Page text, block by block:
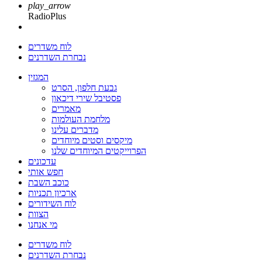
play_arrow
RadioPlus
לוח משדרים
נבחרת השדרנים
המגזין
גבעת חלפון, הסרט
פסטיבל שירי דיכאון
מאמרים
מלחמת העולמות
מדברים עלינו
מיקסים וסטים מיוחדים
הפרוייקטים המיוחדים שלנו
עדכונים
חפש אותי
כוכב השבת
ארכיון תכניות
לוח השידורים
הצוות
מי אנחנו
לוח משדרים
נבחרת השדרנים